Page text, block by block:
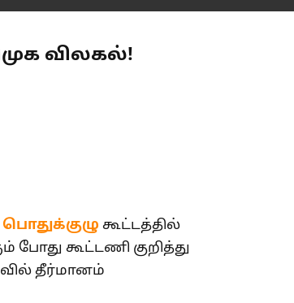
விலகல்!
கூட்டத்தில்
கூட்டணி குறித்து
தீர்மானம்